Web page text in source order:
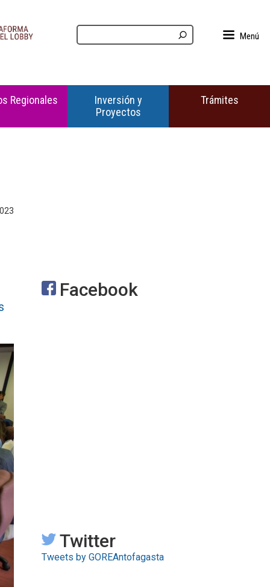
Menú
Regionales
Inversión y
Proyectos
Trámites
Facebook
Twitter
Tweets by GOREAntofagasta